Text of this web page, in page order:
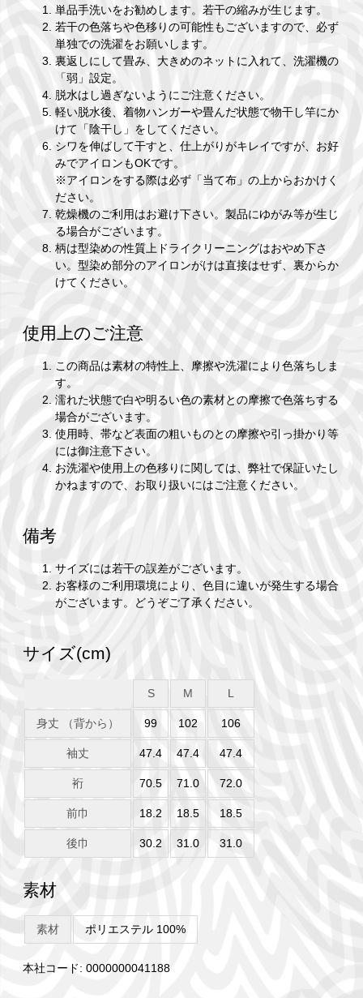
単品手洗いをお勧めします。若干の縮みが生じます。
若干の色落ちや色移りの可能性もございますので、必ず
単独での洗濯をお願いします。
裏返しにして畳み、大きめのネットに入れて、洗濯機の
「弱」設定。
脱水はし過ぎないようにご注意ください。
軽い脱水後、着物ハンガーや畳んだ状態で物干し竿にか
けて「陰干し」をしてください。
シワを伸ばして干すと、仕上がりがキレイですが、お好
みでアイロンもOKです。
※アイロンをする際は必ず「当て布」の上からおかけく
ださい。
乾燥機のご利用はお避け下さい。製品にゆがみ等が生じ
る場合がございます。
柄は型染めの性質上ドライクリーニングはおやめ下さ
い。型染め部分のアイロンがけは直接はせず、裏からか
けてください。
使用上のご注意
この商品は素材の特性上、摩擦や洗濯により色落ちしま
す。
濡れた状態で白や明るい色の素材との摩擦で色落ちする
場合がございます。
使用時、帯など表面の粗いものとの摩擦や引っ掛かり等
には御注意下さい。
お洗濯や使用上の色移りに関しては、弊社で保証いたし
かねますので、お取り扱いにはご注意ください。
備考
サイズには若干の誤差がございます。
お客様のご利用環境により、色目に違いが発生する場合
がございます。どうぞご了承ください。
サイズ(cm)
S M L
身丈 （背から） 99 102 106
袖丈 47.4 47.4 47.4
裄 70.5 71.0 72.0
前巾 18.2 18.5 18.5
後巾 30.2 31.0 31.0
素材
素材 ポリエステル 100%
本社コード: 0000000041188